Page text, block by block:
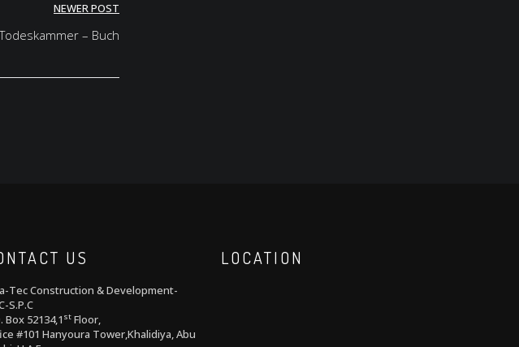
NEWER POST
Todeskammer – Buch
US
Tec Construction & Development-
S.P.C
Box 52134,1 st Floor,
#101 Hanyoura Tower,Khalidiya, Abu
LOCATION